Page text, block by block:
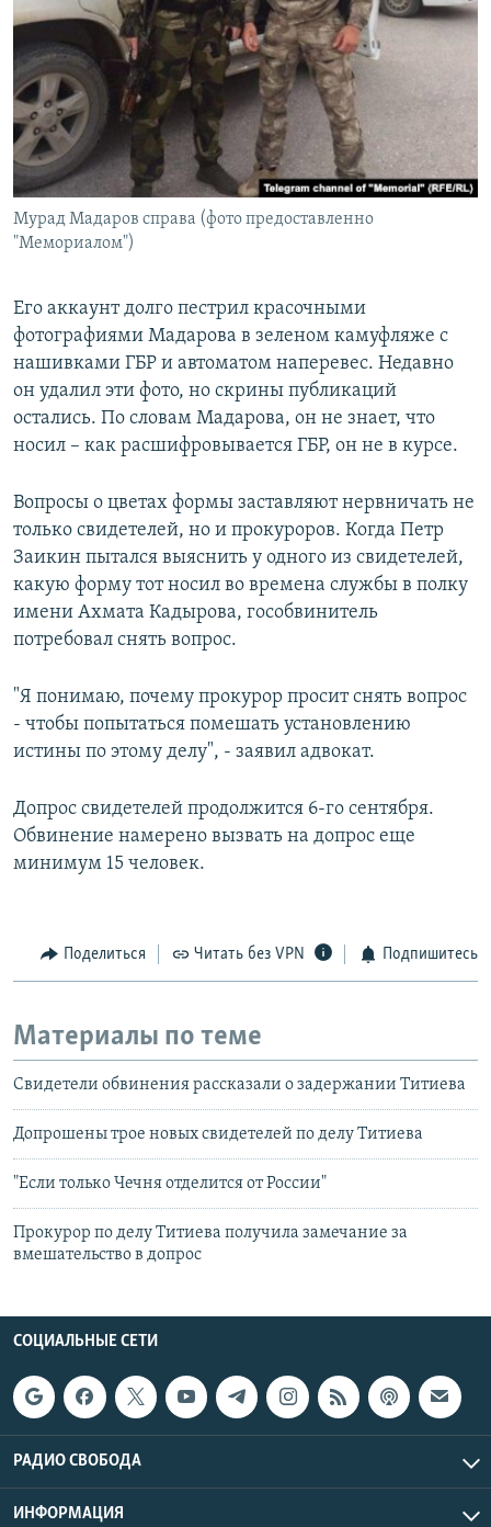
Мурад Мадаров справа (фото предоставленно
"Мемориалом")
Его аккаунт долго пестрил красочными
фотографиями Мадарова в зеленом камуфляже с
нашивками ГБР и автоматом наперевес. Недавно
он удалил эти фото, но скрины публикаций
остались. По словам Мадарова, он не знает, что
носил – как расшифровывается ГБР, он не в курсе.
Вопросы о цветах формы заставляют нервничать не
только свидетелей, но и прокуроров. Когда Петр
Заикин пытался выяснить у одного из свидетелей,
какую форму тот носил во времена службы в полку
имени Ахмата Кадырова, гособвинитель
потребовал снять вопрос.
"Я понимаю, почему прокурор просит снять вопрос
- чтобы попытаться помешать установлению
истины по этому делу", - заявил адвокат.
Допрос свидетелей продолжится 6-го сентября.
Обвинение намерено вызвать на допрос еще
минимум 15 человек.
Поделиться Читать без VPN Подпишитесь
Материалы по теме
Свидетели обвинения рассказали о задержании Титиева
Допрошены трое новых свидетелей по делу Титиева
"Если только Чечня отделится от России"
Прокурор по делу Титиева получила замечание за
вмешательство в допрос
СОЦИАЛЬНЫЕ СЕТИ
РАДИО СВОБОДА
ИНФОРМАЦИЯ